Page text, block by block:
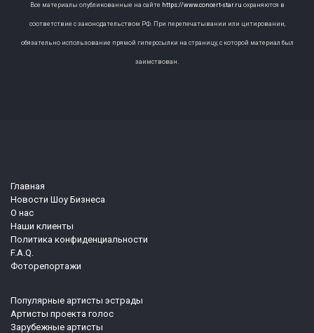
Все материалы опубликованные на сайте https://www.concert-star.ru охраняются в
соответствие с законодательством РФ. При перепечатывании или цитировании,
обязательно использование прямой гиперссылки на страницу, с которой материал был
заимствован.
Главная
Новости Шоу Бизнеса
О нас
Наши клиенты
Политика конфиденциальности
F.A.Q.
Фоторепортажи
Популярные артисты эстрады
Артисты проекта голос
Зарубежные артисты